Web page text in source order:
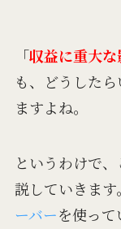
「収益に重大
も、どうした
ますよね。
というわけで
説していきま
ーバーを使っ